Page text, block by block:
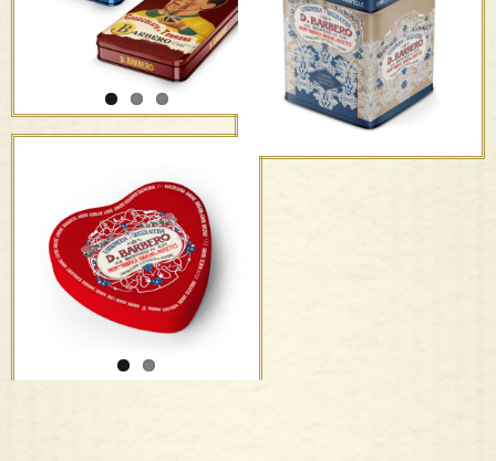
Scatole di metallo da
regalo
San Valentino